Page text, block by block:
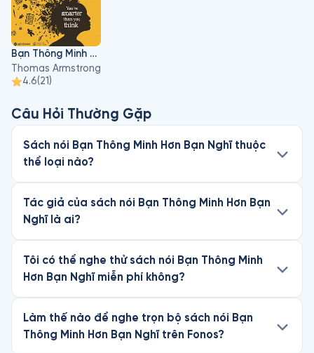
Bạn Thông Minh Hơn Bạn Nghĩ
Thomas Armstrong
4.6(21)
Câu Hỏi Thường Gặp
Sách nói Bạn Thông Minh Hơn Bạn Nghĩ thuộc
thể loại nào?
Tác giả của sách nói Bạn Thông Minh Hơn Bạn
Nghĩ là ai?
Tôi có thể nghe thử sách nói Bạn Thông Minh
Hơn Bạn Nghĩ miễn phí không?
Làm thế nào để nghe trọn bộ sách nói Bạn
Thông Minh Hơn Bạn Nghĩ trên Fonos?